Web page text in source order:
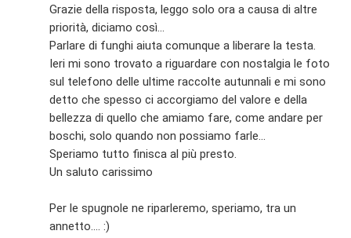
Grazie della risposta, leggo solo ora a causa di altre
priorità, diciamo così...
Parlare di funghi aiuta comunque a liberare la testa.
Ieri mi sono trovato a riguardare con nostalgia le foto
sul telefono delle ultime raccolte autunnali e mi sono
detto che spesso ci accorgiamo del valore e della
bellezza di quello che amiamo fare, come andare per
boschi, solo quando non possiamo farle...
Speriamo tutto finisca al più presto.
Un saluto carissimo
Per le spugnole ne riparleremo, speriamo, tra un
annetto.... :)